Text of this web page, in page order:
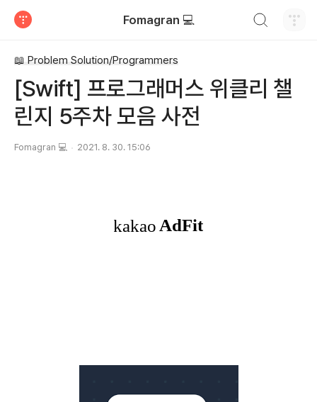
Fomagran 💻
📖 Problem Solution/Programmers
[Swift] 프로그래머스 위클리 챌
린지 5주차 모음 사전
Fomagran 💻 2021. 8. 30. 15:06